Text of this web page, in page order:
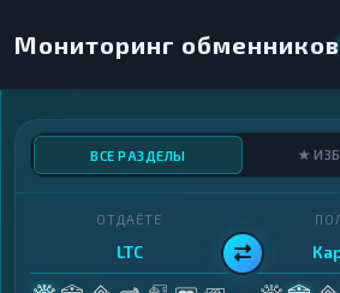
Мониторинг обменников
ВСЕ РАЗДЕЛЫ ★
ОТДАЁТЕ
LTC